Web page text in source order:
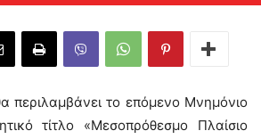
περιλαμβάνει το επόμενο Μνημόνιο
τίτλο «Μεσοπρόθεσμο Πλαίσιο